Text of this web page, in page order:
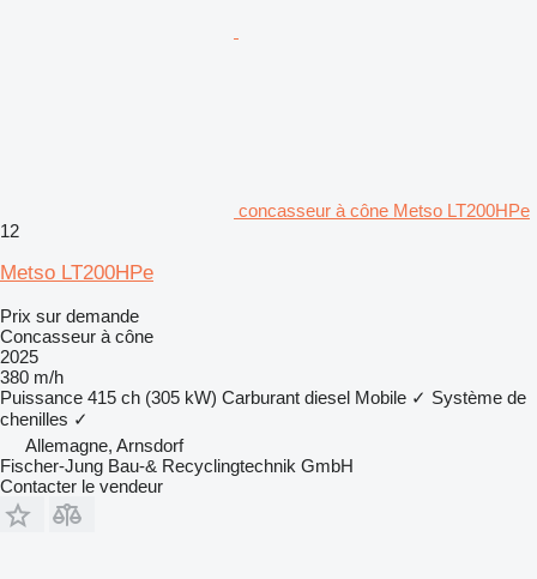
concasseur à cône Metso LT200HPe
12
Metso LT200HPe
Prix sur demande
Concasseur à cône
2025
380 m/h
Puissance 415 ch (305 kW) Carburant diesel Mobile ✓ Système de
chenilles ✓
Allemagne, Arnsdorf
Fischer-Jung Bau-& Recyclingtechnik GmbH
Contacter le vendeur